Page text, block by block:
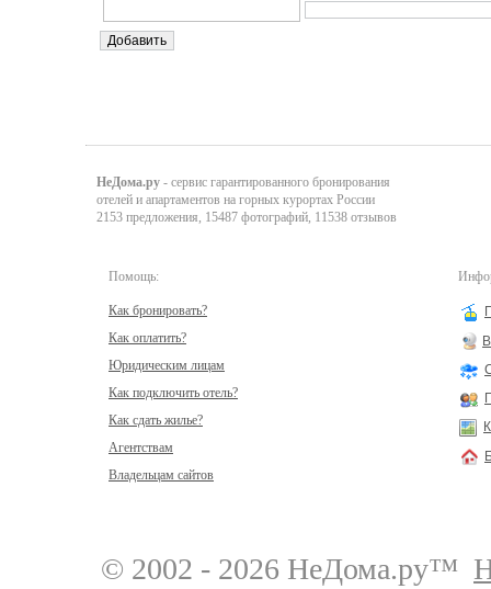
НеДома.ру - сервис гарантированного бронирования
отелей и апартаментов на горных курортах России
2153 предложения, 15487 фотографий, 11538 отзывов
Помощь:
Как бронировать?
Как оплатить?
Юридическим лицам
Как подключить отель?
Как сдать жилье?
Агентствам
Владельцам сайтов
© 2002 - 2026 НеДома.ру™